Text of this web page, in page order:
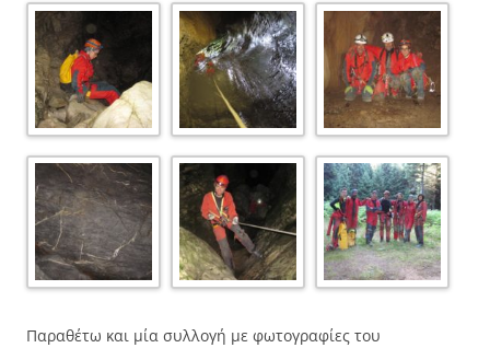
Παραθέτω και μία συλλογή με φωτογραφίες του